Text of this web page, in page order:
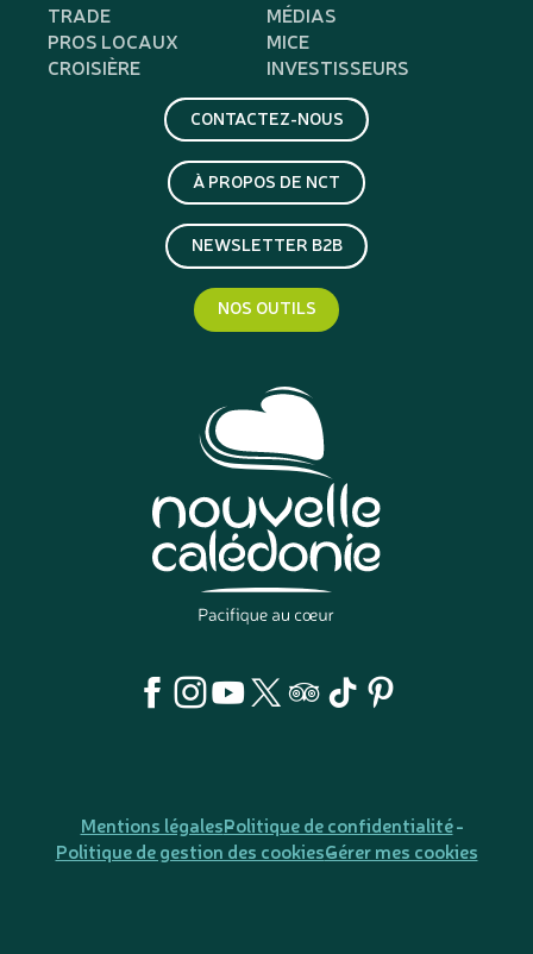
TRADE
MÉDIAS
PROS LOCAUX
MICE
CROISIÈRE
INVESTISSEURS
CONTACTEZ-NOUS
À PROPOS DE NCT
NEWSLETTER B2B
NOS OUTILS
Mentions légalesPolitique de confidentialité
Politique de gestion des cookiesGérer mes cookies